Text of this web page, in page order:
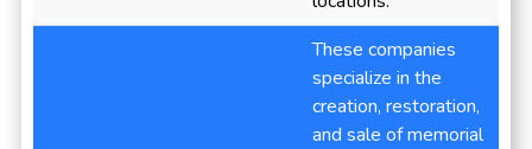
These companies
specialize in the
creation, restoration,
and sale of memorial